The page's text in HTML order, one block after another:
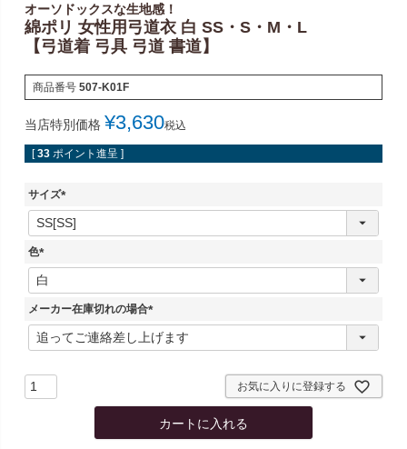
オーソドックスな生地感！
綿ポリ 女性用弓道衣 白 SS・S・M・L
【弓道着 弓具 弓道 書道】
商品番号 507-K01F
当店特別価格 ¥3,630税込
[ 33 ポイント進呈 ]
サイズ
(
必
色
(
必
メーカー在庫切れの場合
(
必
お気に入りに登録する
カートに入れる